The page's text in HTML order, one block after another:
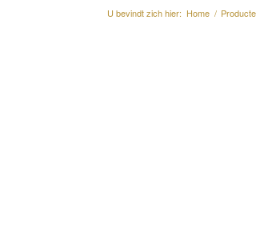
U bevindt zich hier: Home /